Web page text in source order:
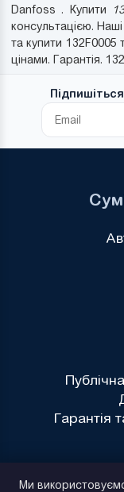
Danfoss . Купити
консультацією.
та купити 132F0005
цінами. Гарантія.
Гарантія
Ми